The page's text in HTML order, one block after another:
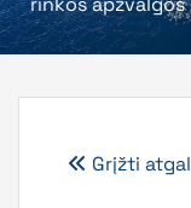
Grįžti atgal